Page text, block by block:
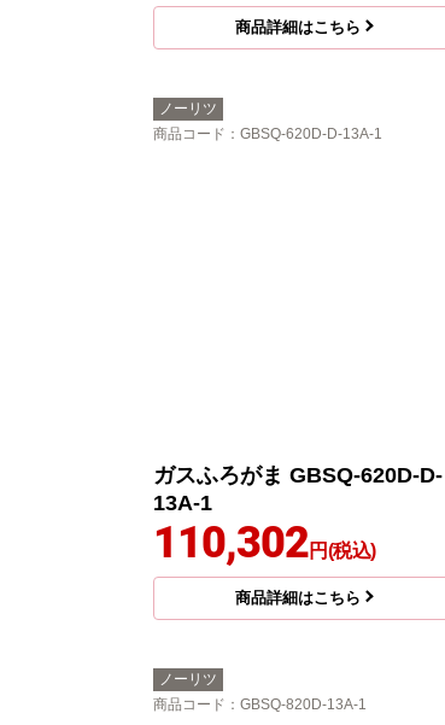
商品詳細はこちら
ノーリツ
商品コード ：GBSQ-620D-D-13A-1
ガスふろがま GBSQ-620D-D-
13A-1
110,302円(税込)
商品詳細はこちら
ノーリツ
商品コード ：GBSQ-820D-13A-1